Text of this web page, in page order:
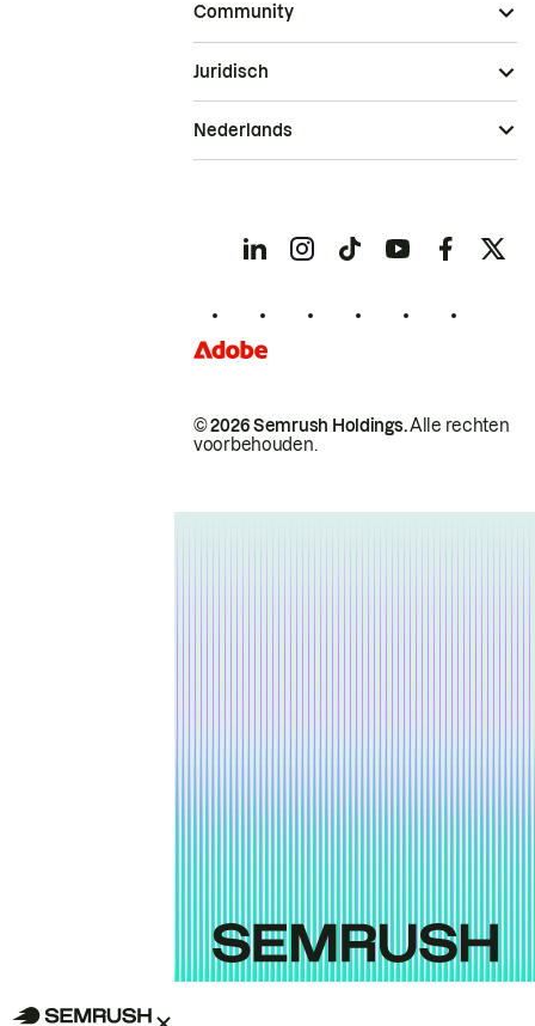
Community
© 2026 Semrush Holdings.Alle rechten
voorbehouden.
Juridisch
Nederlands